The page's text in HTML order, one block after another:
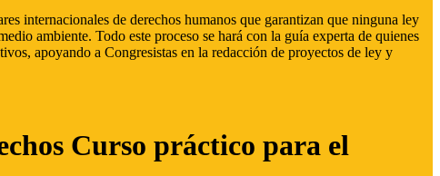
internacionales de derechos humanos que garantizan que ninguna ley
ambiente. Todo este proceso se hará con la guía experta de quienes
apoyando a Congresistas en la redacción de proyectos de ley y
Curso práctico para el